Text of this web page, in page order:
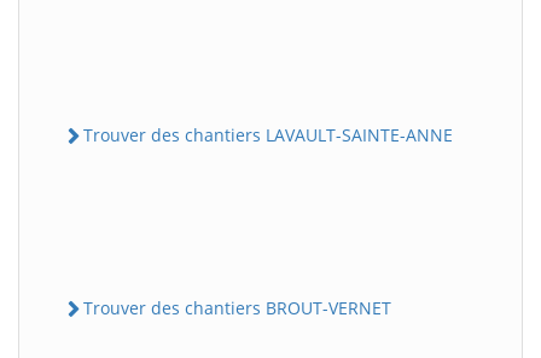
Trouver des chantiers LAVAULT-SAINTE-ANNE
Trouver des chantiers BROUT-VERNET